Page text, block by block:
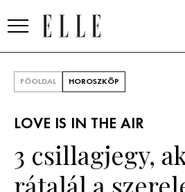
SZÉPSÉG
FŐOLDAL HOROSZKÓP
LOVE IS IN THE AIR
3 csillagjegy,